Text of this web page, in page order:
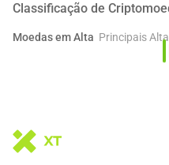
Classificação de
Moedas em Alta Principais